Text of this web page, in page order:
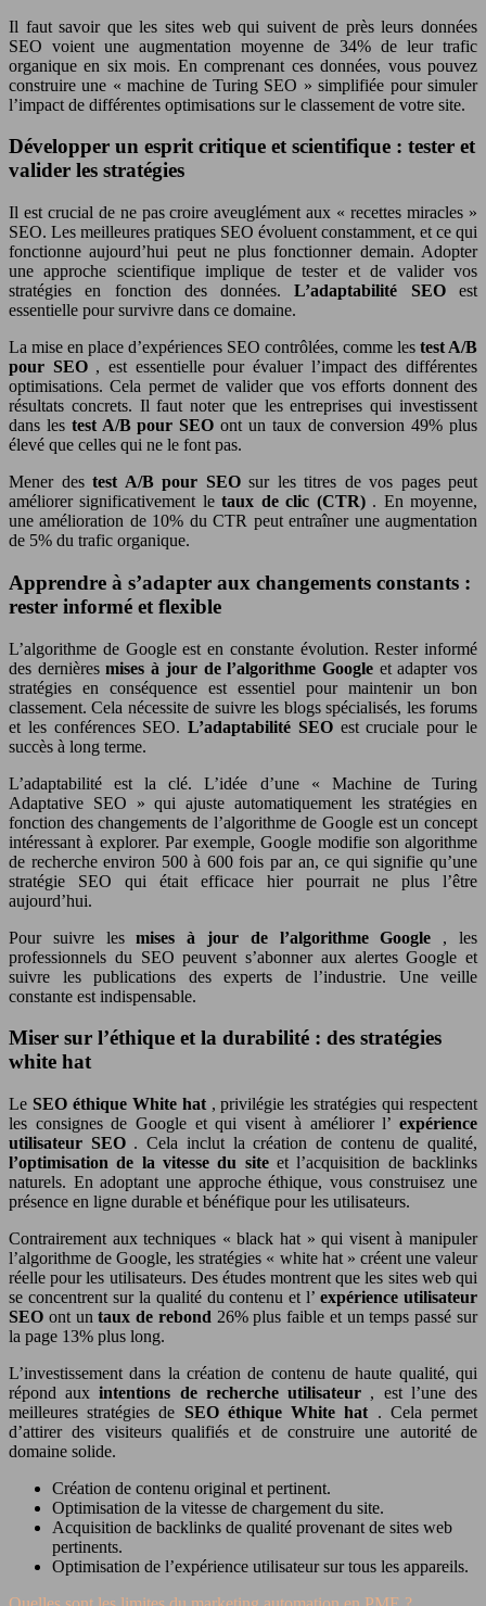
Il faut savoir que les sites web qui suivent de près leurs données
SEO voient une augmentation moyenne de 34% de leur trafic
organique en six mois. En comprenant ces données, vous pouvez
construire une « machine de Turing SEO » simplifiée pour simuler
l’impact de différentes optimisations sur le classement de votre site.
Développer un esprit critique et scientifique : tester et
valider les stratégies
Il est crucial de ne pas croire aveuglément aux « recettes miracles »
SEO. Les meilleures pratiques SEO évoluent constamment, et ce qui
fonctionne aujourd’hui peut ne plus fonctionner demain. Adopter
une approche scientifique implique de tester et de valider vos
stratégies en fonction des données.L’adaptabilité SEOest
essentielle pour survivre dans ce domaine.
La mise en place d’expériences SEO contrôlées, comme les test A/B
pour SEO , est essentielle pour évaluer l’impact des différentes
optimisations. Cela permet de valider que vos efforts donnent des
résultats concrets. Il faut noter que les entreprises qui investissent
dans les test A/B pour SEOont un taux de conversion 49% plus
élevé que celles qui ne le font pas.
Mener des test A/B pour SEO sur les titres de vos pages peut
améliorer significativement letaux de clic (CTR) . En moyenne,
une amélioration de 10% du CTR peut entraîner une augmentation
de 5% du trafic organique.
Apprendre à s’adapter aux changements constants :
rester informé et flexible
L’algorithme de Google est en constante évolution. Rester informé
des dernièresmises à jour de l’algorithme Google et adapter vos
stratégies en conséquence est essentiel pour maintenir un bon
classement. Cela nécessite de suivre les blogs spécialisés, les forums
et les conférences SEO.L’adaptabilité SEO est cruciale pour le
succès à long terme.
L’adaptabilité est la clé. L’idée d’une « Machine de Turing
Adaptative SEO » qui ajuste automatiquement les stratégies en
fonction des changements de l’algorithme de Google est un concept
intéressant à explorer. Par exemple, Google modifie son algorithme
de recherche environ 500 à 600 fois par an, ce qui signifie qu’une
stratégie SEO qui était efficace hier pourrait ne plus l’être
aujourd’hui.
Pour suivre lesmises à jour de l’algorithme Google , les
professionnels du SEO peuvent s’abonner aux alertes Google et
suivre les publications des experts de l’industrie. Une veille
constante est indispensable.
Miser sur l’éthique et la durabilité : des stratégies
white hat
Le SEO éthique White hat , privilégie les stratégies qui respectent
les consignes de Google et qui visent à améliorer l’ expérience
utilisateur SEO . Cela inclut la création de contenu de qualité,
l’optimisation de la vitesse du site et l’acquisition de backlinks
naturels. En adoptant une approche éthique, vous construisez une
présence en ligne durable et bénéfique pour les utilisateurs.
Contrairement aux techniques « black hat » qui visent à manipuler
l’algorithme de Google, les stratégies « white hat » créent une valeur
réelle pour les utilisateurs. Des études montrent que les sites web qui
se concentrent sur la qualité du contenu et l’expérience utilisateur
SEO ont untaux de rebond 26% plus faible et un temps passé sur
la page 13% plus long.
L’investissement dans la création de contenu de haute qualité, qui
répond auxintentions de recherche utilisateur , est l’une des
meilleures stratégies de SEO éthique White hat . Cela permet
d’attirer des visiteurs qualifiés et de construire une autorité de
domaine solide.
Création de contenu original et pertinent.
Optimisation de la vitesse de chargement du site.
Acquisition de backlinks de qualité provenant de sites web
pertinents.
Optimisation de l’expérience utilisateur sur tous les appareils.